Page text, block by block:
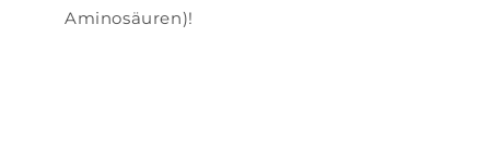
Aminosäuren)!